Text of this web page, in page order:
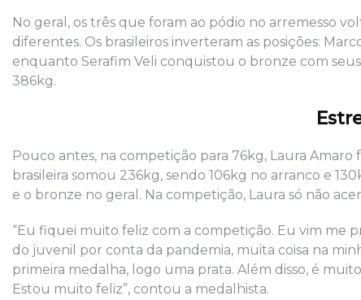
No geral, os três que foram ao pódio no arremesso
diferentes. Os brasileiros inverteram as posições:
enquanto Serafim Veli conquistou o bronze com
386kg.
Pouco antes, na competição para 76kg, Laura
brasileira somou 236kg, sendo 106kg no arranco e
e o bronze no geral. Na competição, Laura só não
“Eu fiquei muito feliz com a competição. Eu vim me
do juvenil por conta da pandemia, muita coisa na
primeira medalha, logo uma prata. Além disso, é
Estou muito feliz”, contou a medalhista.